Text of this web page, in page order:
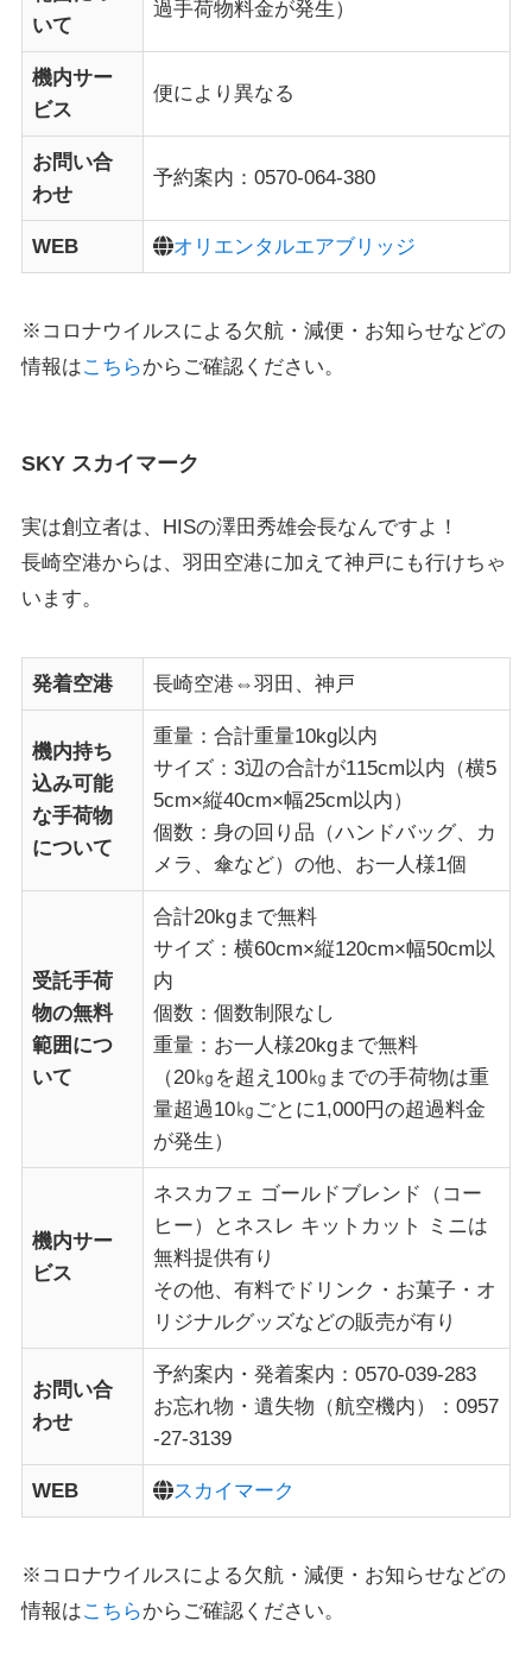
いて
過手荷物料金が発生）
機内サー
ビス
便により異なる
お問い合
わせ
予約案内：0570-064-380
WEB オリエンタルエアブリッジ
※コロナウイルスによる欠航・減便・お知らせなどの
情報はこちらからご確認ください。
SKY スカイマーク
実は創立者は、HISの澤田秀雄会長なんですよ！
長崎空港からは、羽田空港に加えて神戸にも行けちゃ
います。
発着空港 長崎空港⇔羽田、神戸
機内持ち
込み可能
な手荷物
について
重量：合計重量10kg以内
サイズ：3辺の合計が115cm以内（横5
5cm×縦40cm×幅25cm以内）
個数：身の回り品（ハンドバッグ、カ
メラ、傘など）の他、お一人様1個
受託手荷
物の無料
範囲につ
いて
合計20kgまで無料
サイズ：横60cm×縦120cm×幅50cm以
内
個数：個数制限なし
重量：お一人様20kgまで無料
（20㎏を超え100㎏までの手荷物は重
量超過10㎏ごとに1,000円の超過料金
が発生）
機内サー
ビス
ネスカフェ ゴールドブレンド（コー
ヒー）とネスレ キットカット ミニは
無料提供有り
その他、有料でドリンク・お菓子・オ
リジナルグッズなどの販売が有り
お問い合
わせ
予約案内・発着案内：0570-039-283
お忘れ物・遺失物（航空機内）：0957
-27-3139
WEB スカイマーク
※コロナウイルスによる欠航・減便・お知らせなどの
情報はこちらからご確認ください。